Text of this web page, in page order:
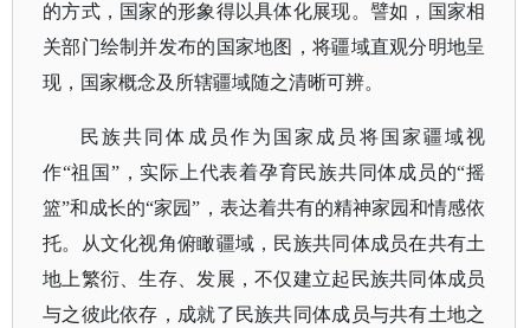
的方式，国家的形象得以具体化展现。 譬如，国家相
关部门绘制并发布的国家地图，将疆域直观分明地呈
现，国家概念及所辖疆域随之清晰可辨。
民族共同体成员作为国家成员将国家疆域视
作“祖国”，实际上代表着孕育民族共同体成员的“摇
篮”和成长的“家园”，表达着共有的精神家园和情感依
托。
从文化视角俯瞰疆域，民族共同体成员在共有土
地上繁衍、生存、发展，不仅建立起民族共同体成员
与之彼此依存，成就了民族共同体成员与共有土地之